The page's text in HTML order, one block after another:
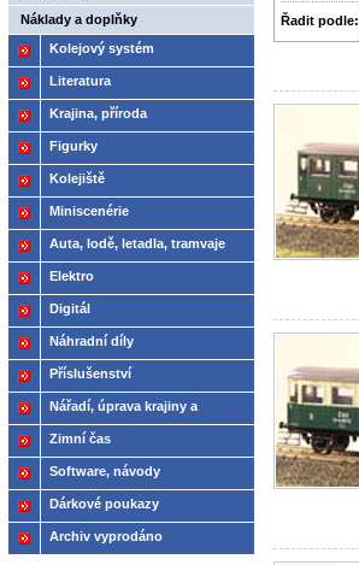
Řadit podle:
Náklady a doplňky
Kolejový systém
Literatura
Krajina, příroda
Figurky
Kolejiště
Miniscenérie
Auta, lodě, letadla, tramvaje
Elektro
Digitál
Náhradní díly
Příslušenství
Nářadí, úprava krajiny a
modelů
Zimní čas
Software, návody
Dárkové poukazy
Archiv vyprodáno